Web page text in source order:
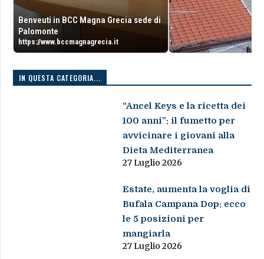
Benveuti in BCC Magna Grecia sede di
Palomonte
https://www.bccmagnagrecia.it
IN QUESTA CATEGORIA...
“Ancel Keys e la ricetta dei
100 anni”: il fumetto per
avvicinare i giovani alla
Dieta Mediterranea
27 Luglio 2026
Estate, aumenta la voglia di
Bufala Campana Dop: ecco
le 5 posizioni per
mangiarla
27 Luglio 2026